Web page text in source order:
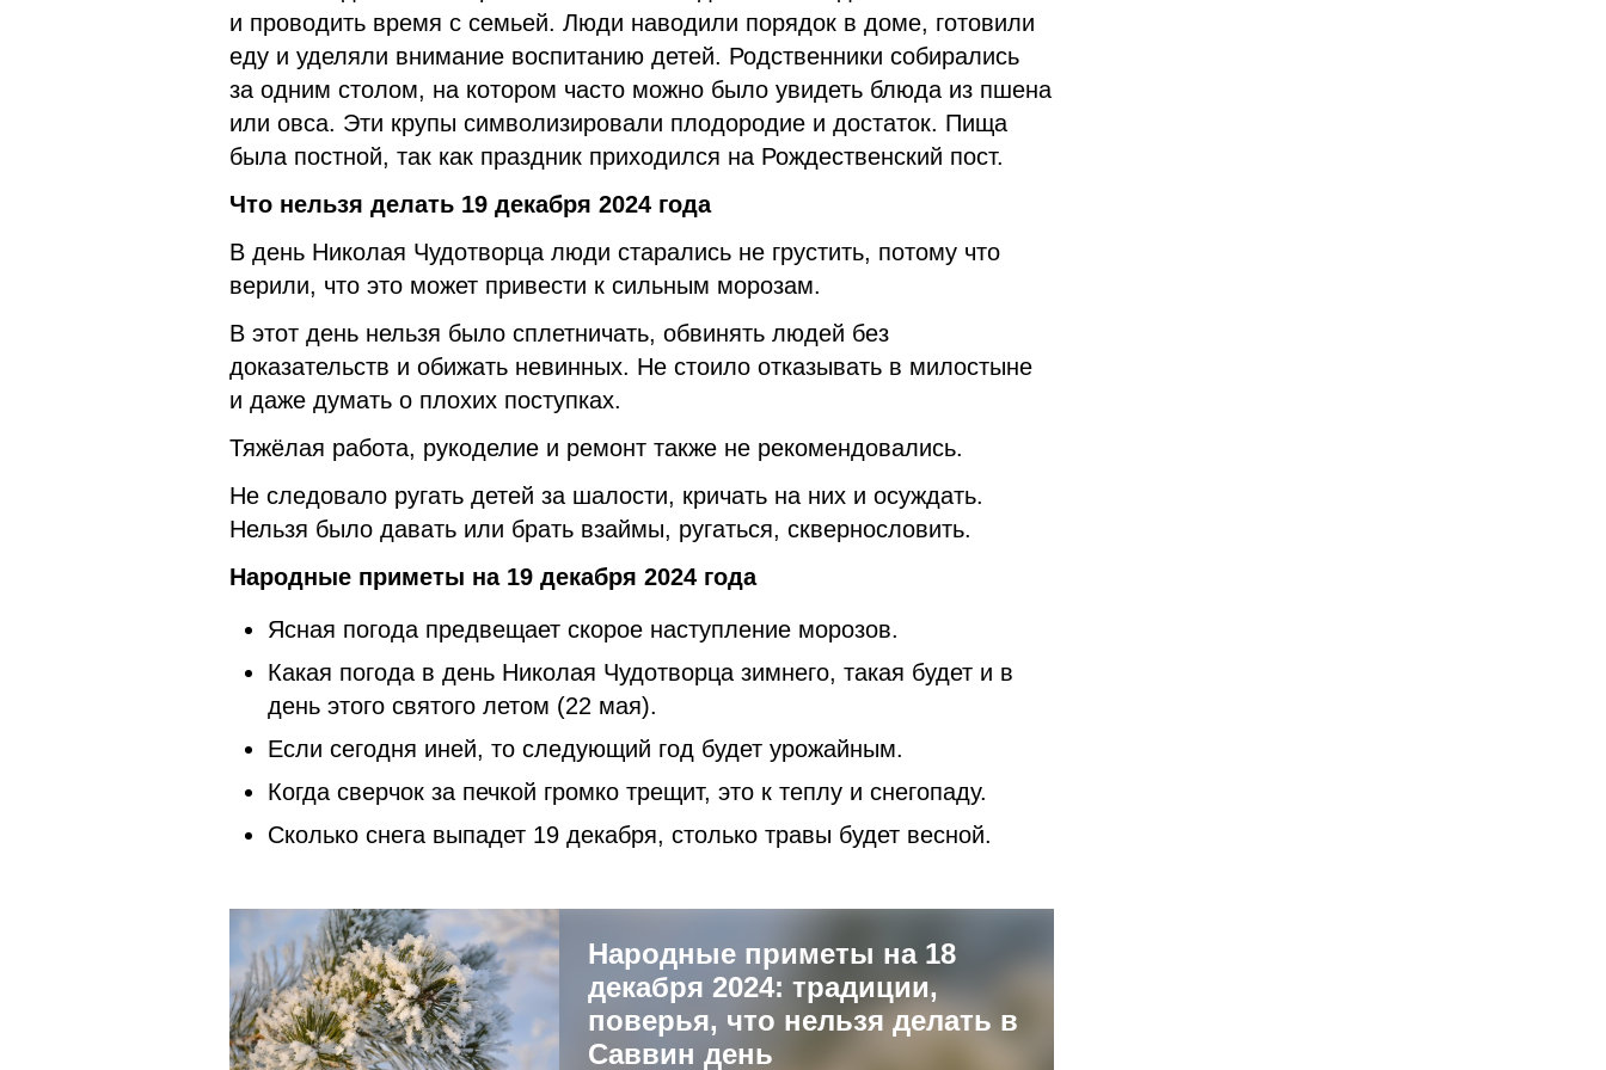
и проводить время с семьей. Люди наводили порядок в доме, готовили
еду и уделяли внимание воспитанию детей. Родственники собирались
за одним столом, на котором часто можно было увидеть блюда из пшена
или овса. Эти крупы символизировали плодородие и достаток. Пища
была постной, так как праздник приходился на Рождественский пост.
Что нельзя делать 19 декабря 2024 года
В день Николая Чудотворца люди старались не грустить, потому что
верили, что это может привести к сильным морозам.
В этот день нельзя было сплетничать, обвинять людей без
доказательств и обижать невинных. Не стоило отказывать в милостыне
и даже думать о плохих поступках.
Тяжёлая работа, рукоделие и ремонт также не рекомендовались.
Не следовало ругать детей за шалости, кричать на них и осуждать.
Нельзя было давать или брать взаймы, ругаться, сквернословить.
Народные приметы на 19 декабря 2024 года
Ясная погода предвещает скорое наступление морозов.
Какая погода в день Николая Чудотворца зимнего, такая будет и в
день этого святого летом (22 мая).
Если сегодня иней, то следующий год будет урожайным.
Когда сверчок за печкой громко трещит, это к теплу и снегопаду.
Сколько снега выпадет 19 декабря, столько травы будет весной.
Народные приметы на 18
декабря 2024: традиции,
поверья, что нельзя делать в
Саввин день